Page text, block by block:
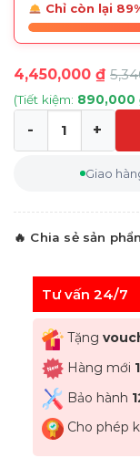
Chỉ còn lại
4,450,000 ₫
(Tiết kiệm: 890,000
Đĩa pha lê IVV
Giao
Tư vấn 24/7
Tặng
Hàng mới
Bảo hành
Cho phép